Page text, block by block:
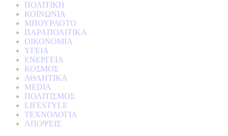
ΠΟΛΙΤΙΚΗ
ΚΟΙΝΩΝΙΑ
ΜΠΟΥΡΛΟΤΟ
ΠΑΡΑΠΟΛΙΤΙΚΑ
ΟΙΚΟΝΟΜΙΑ
ΥΓΕΙΑ
ΕΝΕΡΓΕΙΑ
ΚΟΣΜΟΣ
ΑΘΛΗΤΙΚΑ
MEDIA
ΠΟΛΙΤΙΣΜΟΣ
LIFESTYLE
ΤΕΧΝΟΛΟΓΙΑ
ΑΠΟΨΕΙΣ